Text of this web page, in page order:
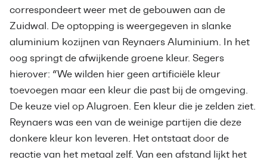
correspondeert weer met de gebouwen aan de
Zuidwal. De optopping is weergegeven in slanke
aluminium kozijnen van Reynaers Aluminium. In het
oog springt de afwijkende groene kleur. Segers
hierover: “We wilden hier geen artificiële kleur
toevoegen maar een kleur die past bij de omgeving.
De keuze viel op Alugroen. Een kleur die je zelden ziet.
Reynaers was een van de weinige partijen die deze
donkere kleur kon leveren. Het ontstaat door de
reactie van het metaal zelf. Van een afstand lijkt het